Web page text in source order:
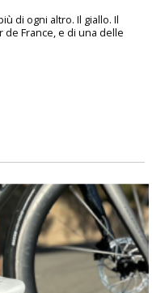
di ogni altro. Il giallo. Il
France, e di una delle